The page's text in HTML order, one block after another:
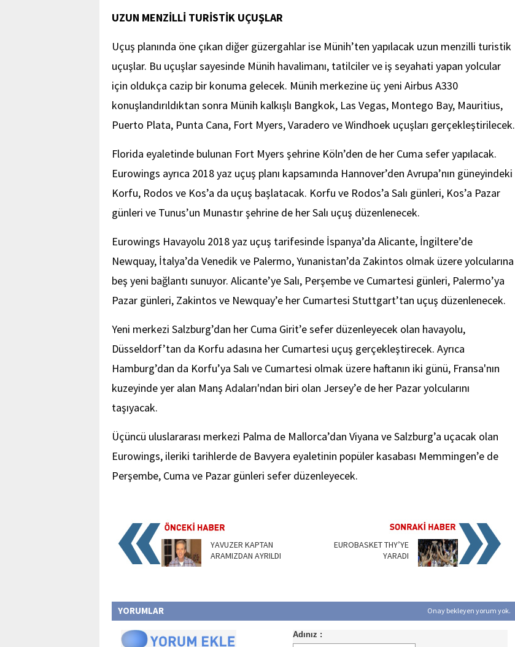
UZUN MENZİLLİ TURİSTİK UÇUŞLAR
Uçuş planında öne çıkan diğer güzergahlar ise Münih’ten yapılacak uzun menzilli turistik
uçuşlar. Bu uçuşlar sayesinde Münih havalimanı, tatilciler ve iş seyahati yapan yolcular
için oldukça cazip bir konuma gelecek. Münih merkezine üç yeni Airbus A330
konuşlandırıldıktan sonra Münih kalkışlı Bangkok, Las Vegas, Montego Bay, Mauritius,
Puerto Plata, Punta Cana, Fort Myers, Varadero ve Windhoek uçuşları gerçekleştirilecek.
Florida eyaletinde bulunan Fort Myers şehrine Köln’den de her Cuma sefer yapılacak.
Eurowings ayrıca 2018 yaz uçuş planı kapsamında Hannover’den Avrupa’nın güneyindeki
Korfu, Rodos ve Kos’a da uçuş başlatacak. Korfu ve Rodos’a Salı günleri, Kos’a Pazar
günleri ve Tunus’un Munastır şehrine de her Salı uçuş düzenlenecek.
Eurowings Havayolu 2018 yaz uçuş tarifesinde İspanya’da Alicante, İngiltere’de
Newquay, İtalya’da Venedik ve Palermo, Yunanistan’da Zakintos olmak üzere yolcularına
beş yeni bağlantı sunuyor. Alicante’ye Salı, Perşembe ve Cumartesi günleri, Palermo’ya
Pazar günleri, Zakintos ve Newquay’e her Cumartesi Stuttgart’tan uçuş düzenlenecek.
Yeni merkezi Salzburg’dan her Cuma Girit’e sefer düzenleyecek olan havayolu,
Düsseldorf’tan da Korfu adasına her Cumartesi uçuş gerçekleştirecek. Ayrıca
Hamburg’dan da Korfu’ya Salı ve Cumartesi olmak üzere haftanın iki günü, Fransa'nın
kuzeyinde yer alan Manş Adaları'ndan biri olan Jersey’e de her Pazar yolcularını
taşıyacak.
Üçüncü uluslararası merkezi Palma de Mallorca’dan Viyana ve Salzburg’a uçacak olan
Eurowings, ileriki tarihlerde de Bavyera eyaletinin popüler kasabası Memmingen’e de
Perşembe, Cuma ve Pazar günleri sefer düzenleyecek.
YAVUZER KAPTAN
ARAMIZDAN AYRILDI
EUROBASKET THY’YE
YARADI
YORUMLAR Onay bekleyen yorum yok.